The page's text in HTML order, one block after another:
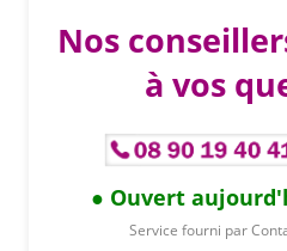
Nos
à vos
Ouvert
Service fourni par